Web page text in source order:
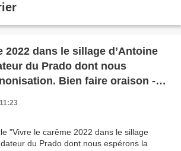
2022 dans le sillage d’Antoine
du Prado dont nous
Bien faire oraison -